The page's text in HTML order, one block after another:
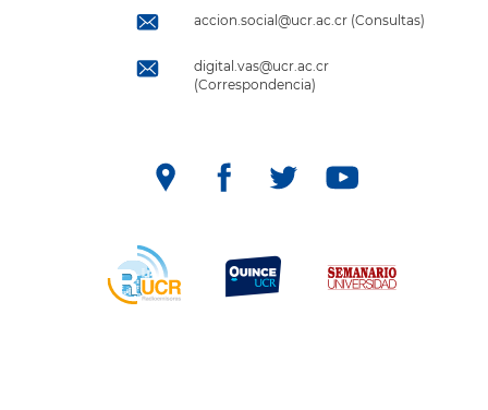
accion.social@ucr.ac.cr (Consultas)
digital.vas@ucr.ac.cr
(Correspondencia)